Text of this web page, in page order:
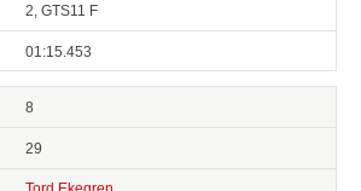
2, GTS11 F
01:15.453
8
29